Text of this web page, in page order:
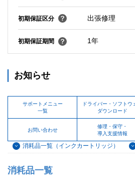
初期保証区分 出張修理
初期保証期間 1年
お知らせ
サポートメニュー
一覧
ドライバー・ソフトウ
ダウンロード
お問い合わせ
修理・保守・
導入支援情報
消耗品一覧（インクカートリッジ）
消耗品一覧